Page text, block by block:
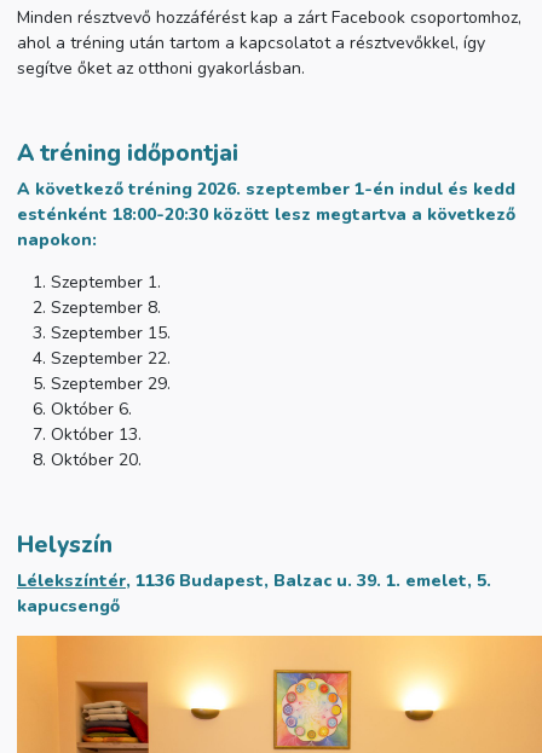
Minden résztvevő hozzáférést kap a zárt Facebook csoportomhoz,
ahol a tréning után tartom a kapcsolatot a résztvevőkkel, így
segítve őket az otthoni gyakorlásban.
A tréning időpontjai
A következő tréning 2026. szeptember 1-én indul és kedd
esténként 18:00-20:30 között lesz megtartva a következő
napokon:
Szeptember 1.
Szeptember 8.
Szeptember 15.
Szeptember 22.
Szeptember 29.
Október 6.
Október 13.
Október 20.
Helyszín
Lélekszíntér, 1136 Budapest, Balzac u. 39. 1. emelet, 5.
kapucsengő